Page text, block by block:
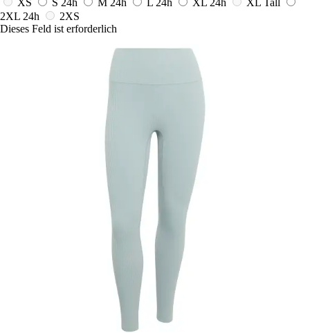
2XL 24h
2XS
Dieses Feld ist erforderlich